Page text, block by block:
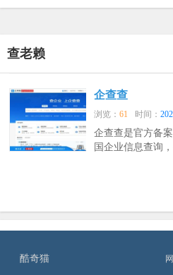
查老赖
企查查
浏览：61 时间：
企查查是官方备
国企业信息查询
酷奇猫